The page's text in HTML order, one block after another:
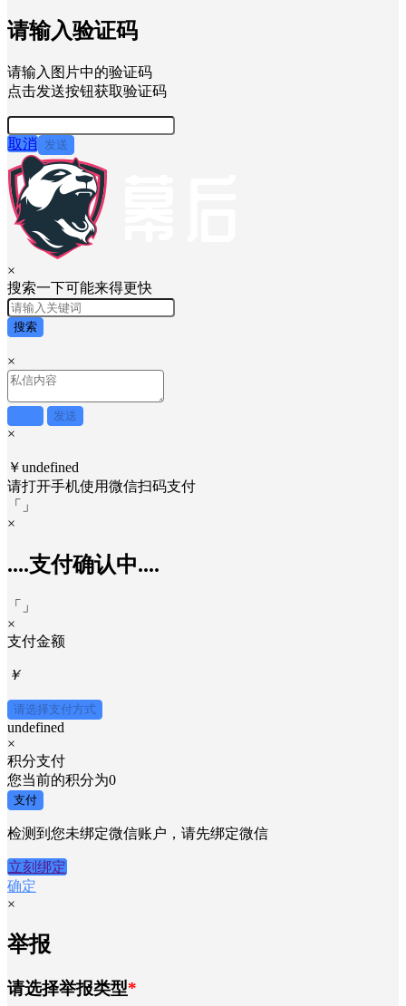
请输入验证码
请输入图片中的验证码
点击发送按钮获取验证码
取消 发送
×
搜索一下可能来得更快
搜索
×
发送
×
￥undefined
请打开手机使用微信扫码支付
「
」
×
....支付确认中....
「
」
×
支付金额
￥
请选择支付方式
undefined
×
积分支付
您当前的积分为0
支付
检测到您未绑定微信账户，请先绑定微信
立刻绑定
确定
×
举报
请选择举报类型*